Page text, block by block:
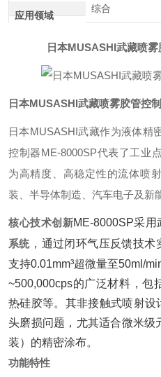
应用领域
综合
日本MUSASHI武藏喷
日本MUSASHI武藏喷雾胶管控
日本MUSASHI武藏作为液体精
控制器ME-8000SP代表了工业
为高精度、高稳定性的流体喷
装、半导体制造、汽车电子及新
核心技术创新ME-8000SP采用
系统，通过闭环气压反馈技术
支持0.01mm³超微量至50ml/
~500,000cps的广泛材料，包
热硅胶等。其非接触式喷射
头磨损问题，尤其适合微米级
装）的精密涂布。
功能特性